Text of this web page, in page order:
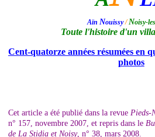
Aïn Nouissy/Noisy-
Toute l'histoire d'un
Cent-quatorze années résumées en
photos
Cet article a été publié dans la revue Pieds-
n° 157, novembre 2007, et repris dans le
de La Stidia et Noisy, n° 38, mars 2008.